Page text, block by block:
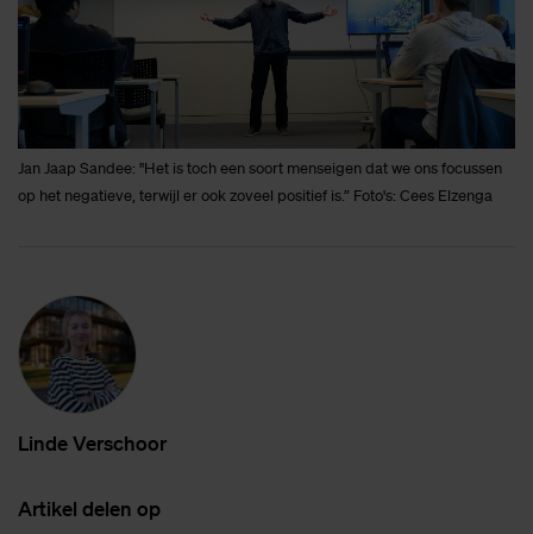
Jan Jaap Sandee: "Het is toch een soort menseigen dat we ons focussen
op het negatieve, terwijl er ook zoveel positief is.” Foto's: Cees Elzenga
Lin­de Ver­schoor
Ar­ti­kel de­len op